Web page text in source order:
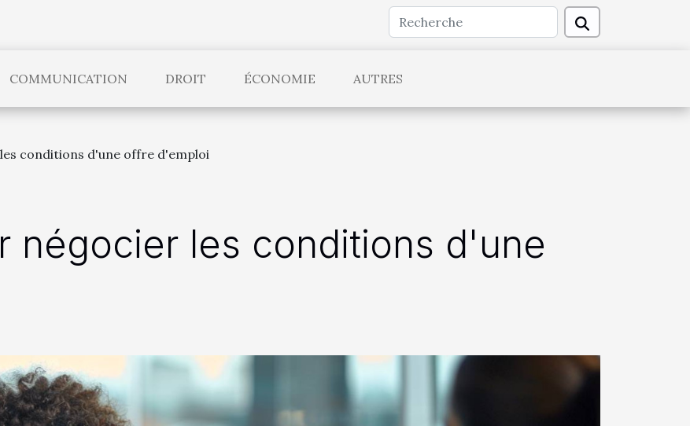
COMMUNICATION DROIT ÉCONOMIE AUTRES
conditions d'une offre d'emploi
négocier les conditions d'une